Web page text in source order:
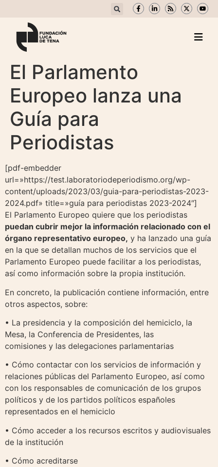
El Parlamento
Europeo lanza una
Guía para
Periodistas
[pdf-embedder
url=»https://test.laboratoriodeperiodismo.org/wp-
content/uploads/2023/03/guia-para-periodistas-2023-
2024.pdf» title=»guía para periodistas 2023-2024″]
El Parlamento Europeo quiere que los periodistas
puedan cubrir mejor la información relacionado con el
órgano representativo europeo, y ha lanzado una guía
en la que se detallan muchos de los servicios que el
Parlamento Europeo puede facilitar a los periodistas,
así como información sobre la propia institución.
En concreto, la publicación contiene información, entre
otros aspectos, sobre:
• La presidencia y la composición del hemiciclo, la
Mesa, la Conferencia de Presidentes, las
comisiones y las delegaciones parlamentarias
• Cómo contactar con los servicios de información y
relaciones públicas del Parlamento Europeo, así como
con los responsables de comunicación de los grupos
políticos y de los partidos políticos españoles
representados en el hemiciclo
• Cómo acceder a los recursos escritos y audiovisuales
de la institución
• Cómo acreditarse